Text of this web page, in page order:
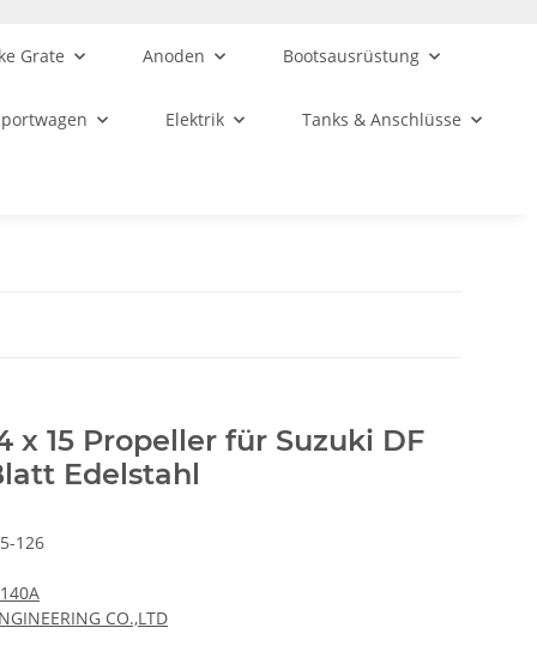
Grate Anoden Bootsausrüstung
Elektrik Tanks & Anschlüsse
x 15 Propeller für Suzuki DF
Edelstahl
126
CO.,LTD